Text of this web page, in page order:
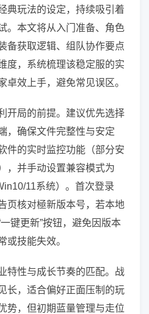
典玩法的设定，持续吸引着
。本文将从入门准备、角色
备获取逻辑、组队协作要点
度，系统梳理该稳定服的实
卓效上手，避免常见误区。
开局的前提。建议优先选择
，确保文件完整性与安定
件的实时监控功能（部分安
，并手动设置兼容模式为
11系统）。首次登录
页核对極新版本号，若本地
键更新”按钮，避免因版本
或技能失效。
特性与成长节奏的匹配。战
长，适合偏好正面压制的玩
势，但初期蓝量管理与走位